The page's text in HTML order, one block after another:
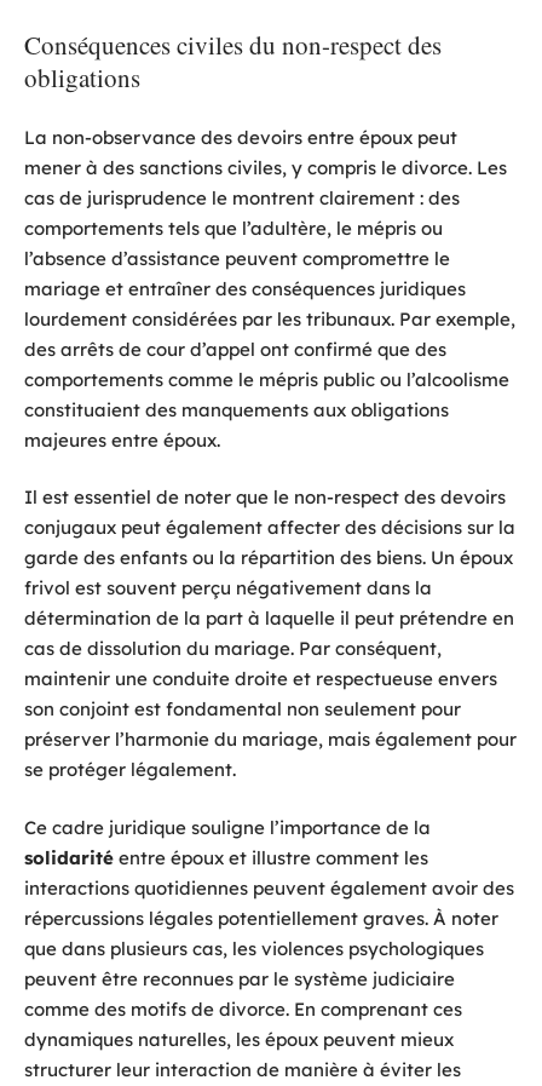
Conséquences civiles du non-respect des
obligations
La non-observance des devoirs entre époux peut
mener à des sanctions civiles, y compris le divorce. Les
cas de jurisprudence le montrent clairement : des
comportements tels que l’adultère, le mépris ou
l’absence d’assistance peuvent compromettre le
mariage et entraîner des conséquences juridiques
lourdement considérées par les tribunaux. Par exemple,
des arrêts de cour d’appel ont confirmé que des
comportements comme le mépris public ou l’alcoolisme
constituaient des manquements aux obligations
majeures entre époux.
Il est essentiel de noter que le non-respect des devoirs
conjugaux peut également affecter des décisions sur la
garde des enfants ou la répartition des biens. Un époux
frivol est souvent perçu négativement dans la
détermination de la part à laquelle il peut prétendre en
cas de dissolution du mariage. Par conséquent,
maintenir une conduite droite et respectueuse envers
son conjoint est fondamental non seulement pour
préserver l’harmonie du mariage, mais également pour
se protéger légalement.
Ce cadre juridique souligne l’importance de la
solidarité entre époux et illustre comment les
interactions quotidiennes peuvent également avoir des
répercussions légales potentiellement graves. À noter
que dans plusieurs cas, les violences psychologiques
peuvent être reconnues par le système judiciaire
comme des motifs de divorce. En comprenant ces
dynamiques naturelles, les époux peuvent mieux
structurer leur interaction de manière à éviter les